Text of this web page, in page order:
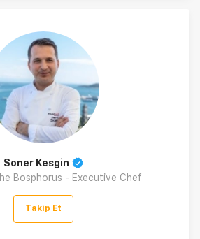
Soner Kesgin
Bosphorus - Executive Chef
Takip Et